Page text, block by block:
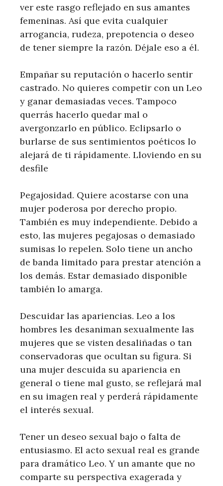
ver este rasgo reflejado en sus amantes
femeninas. Así que evita cualquier
arrogancia, rudeza, prepotencia o deseo
de tener siempre la razón. Déjale eso a él.
Empañar su reputación o hacerlo sentir
castrado. No quieres competir con un Leo
y ganar demasiadas veces. Tampoco
querrás hacerlo quedar mal o
avergonzarlo en público. Eclipsarlo o
burlarse de sus sentimientos poéticos lo
alejará de ti rápidamente. Lloviendo en su
desfile
Pegajosidad. Quiere acostarse con una
mujer poderosa por derecho propio.
También es muy independiente. Debido a
esto, las mujeres pegajosas o demasiado
sumisas lo repelen. Solo tiene un ancho
de banda limitado para prestar atención a
los demás. Estar demasiado disponible
también lo amarga.
Descuidar las apariencias. Leo a los
hombres les desaniman sexualmente las
mujeres que se visten desaliñadas o tan
conservadoras que ocultan su figura. Si
una mujer descuida su apariencia en
general o tiene mal gusto, se reflejará mal
en su imagen real y perderá rápidamente
el interés sexual.
Tener un deseo sexual bajo o falta de
entusiasmo. El acto sexual real es grande
para dramático Leo. Y un amante que no
comparte su perspectiva exagerada y